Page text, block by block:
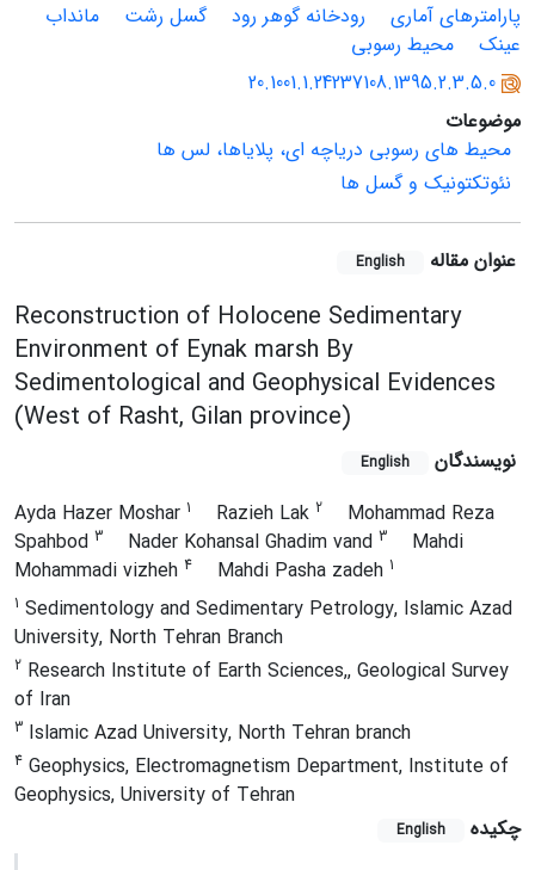
پارامترهای آماری
رودخانه گوهر رود گسل رشت
مانداب
عینک
محیط رسوبی
20.1001.1.24237108.1395.2.3.5.0
موضوعات
محیط های رسوبی دریاچه ای، پلایاها، لس ها
نئوتکتونیک و گسل ها
عنوان مقاله English
Reconstruction of Holocene Sedimentary
Environment of Eynak marsh By
Sedimentological and Geophysical Evidences
(West of Rasht, Gilan province)
نویسندگان English
Ayda Hazer Moshar 1 Razieh Lak 2
Mohammad Reza
Spahbod 3 Nader Kohansal Ghadim vand 3
Mahdi
Mohammadi vizheh 4 Mahdi Pasha zadeh 1
1 Sedimentology and Sedimentary Petrology, Islamic Azad
University, North Tehran Branch
2 Research Institute of Earth Sciences,, Geological Survey
of Iran
3 Islamic Azad University, North Tehran branch
4 Geophysics, Electromagnetism Department, Institute of
Geophysics, University of Tehran
چکیده
English